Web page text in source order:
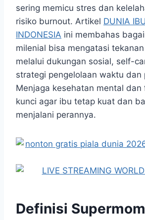
sering memicu stres dan
risiko burnout. Artikel DUNIA
INDONESIA ini membahas
milenial bisa mengatasi
melalui dukungan sosial, self-
strategi pengelolaan waktu dan
Menjaga kesehatan mental dan
kunci agar ibu tetap kuat dan
menjalani perannya.
Definisi